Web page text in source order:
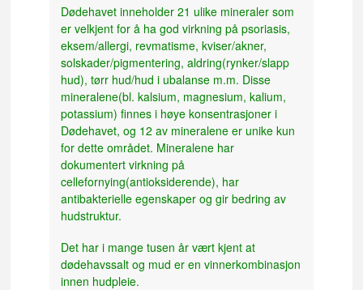
Dødehavet inneholder 21 ulike mineraler som
er velkjent for å ha god virkning på psoriasis,
eksem/allergi, revmatisme, kviser/akner,
solskader/pigmentering, aldring(rynker/slapp
hud), tørr hud/hud i ubalanse m.m. Disse
mineralene(bl. kalsium, magnesium, kalium,
potassium) finnes i høye konsentrasjoner i
Dødehavet, og 12 av mineralene er unike kun
for dette området. Mineralene har
dokumentert virkning på
cellefornying(antioksiderende), har
antibakterielle egenskaper og gir bedring av
hudstruktur.
Det har i mange tusen år vært kjent at
dødehavssalt og mud er en vinnerkombinasjon
innen hudpleie.